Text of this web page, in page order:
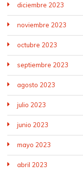
diciembre 2023
noviembre 2023
octubre 2023
septiembre 2023
agosto 2023
julio 2023
junio 2023
mayo 2023
abril 2023